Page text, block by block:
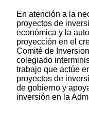
En atención a la
proyectos de
económica y la
proyección en el
Comité de
colegiado
trabajo que actúe
proyectos de
de gobierno y
inversión en la